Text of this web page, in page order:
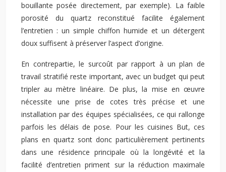
bouillante posée directement, par exemple). La faible
porosité du quartz reconstitué facilite également
l’entretien : un simple chiffon humide et un détergent
doux suffisent à préserver l’aspect d’origine.
En contrepartie, le surcoût par rapport à un plan de
travail stratifié reste important, avec un budget qui peut
tripler au mètre linéaire. De plus, la mise en œuvre
nécessite une prise de cotes très précise et une
installation par des équipes spécialisées, ce qui rallonge
parfois les délais de pose. Pour les cuisines But, ces
plans en quartz sont donc particulièrement pertinents
dans une résidence principale où la longévité et la
facilité d’entretien priment sur la réduction maximale